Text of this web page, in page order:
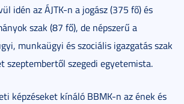
idén az ÁJTK-n a jogász (375 fő) és
szak (87 fő), de népszerű a
munkaügyi és szociális igazgatás szak
szeptembertől szegedi egyetemista.
képzéseket kínáló BBMK-n az ének és